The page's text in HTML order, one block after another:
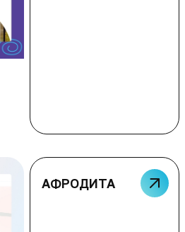
АФРОДИТА